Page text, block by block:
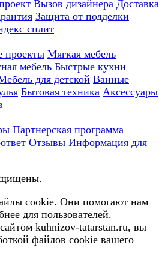
Вызов дизайнера Доставка
Защита от подделки
сплит
проекты Мягкая мебель
мебель Быстрые кухни
для детской Ванные
Бытовая техника Аксессуары
Партнерская программа
Отзывы Информация для
cookie. Они помогают нам
для пользователей.
kuhnizov-tatarstan.ru, вы
файлов cookie вашего